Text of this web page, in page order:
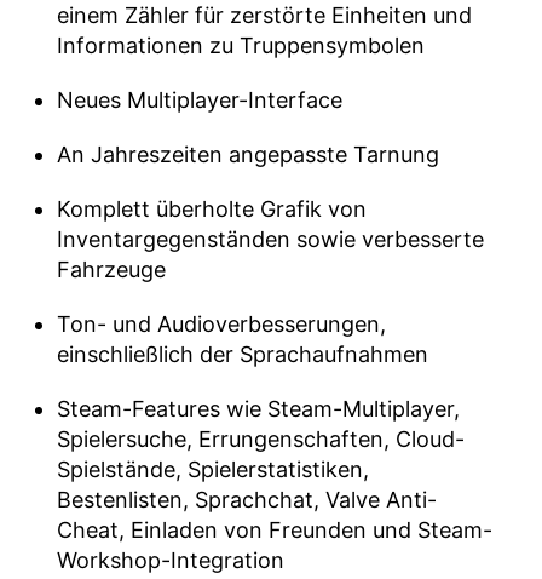
einem Zähler für zerstörte Einheiten und
Informationen zu Truppensymbolen
Neues Multiplayer-Interface
An Jahreszeiten angepasste Tarnung
Komplett überholte Grafik von
Inventargegenständen sowie verbesserte
Fahrzeuge
Ton- und Audioverbesserungen,
einschließlich der Sprachaufnahmen
Steam-Features wie Steam-Multiplayer,
Spielersuche, Errungenschaften, Cloud-
Spielstände, Spielerstatistiken,
Bestenlisten, Sprachchat, Valve Anti-
Cheat, Einladen von Freunden und Steam-
Workshop-Integration